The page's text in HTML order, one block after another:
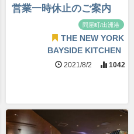
営業一時休止のご案内
問屋町/出洲港
THE NEW YORK
BAYSIDE KITCHEN
2021/8/2 1042